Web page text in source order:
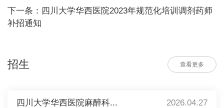
下一条：四川大学华西医院2023年规范化培训调剂药师
补招通知
招生 查看更多
四川大学华西医院麻醉科... 2026.04.27